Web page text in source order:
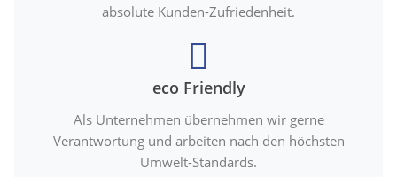
absolute Kunden-Zufriedenheit.
eco Friendly
Als Unternehmen übernehmen wir gerne
Verantwortung und arbeiten nach den höchsten
Umwelt-Standards.